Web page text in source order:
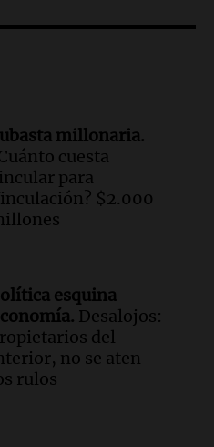
25 años, lucha
un trasplante
la inflación nacional
al 2,9% registrado
millonaria.
cuesta
para
$2.000
esquina
Desalojos:
del
no se aten
rulos